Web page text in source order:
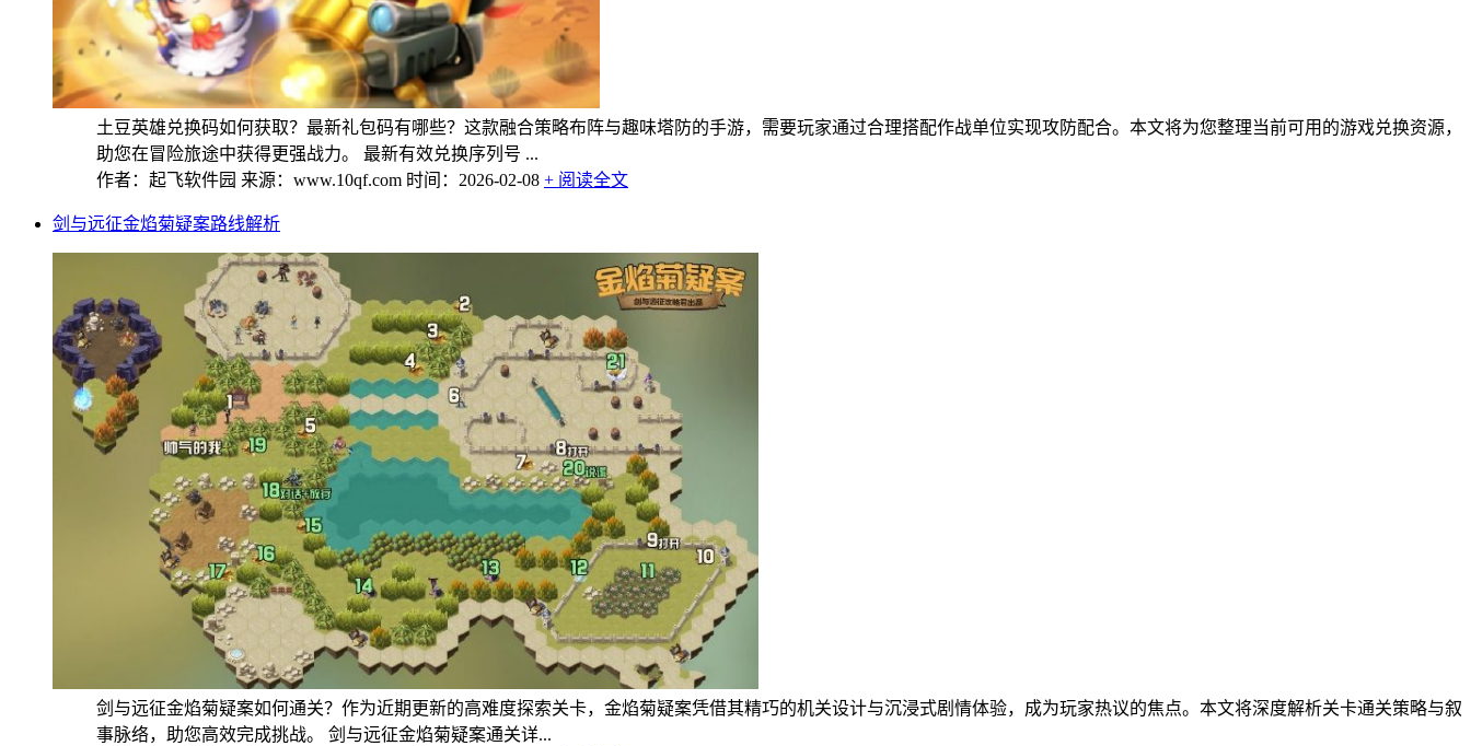
土豆英雄兑换码如何获取？最新礼包码有哪些？这款融合策略布阵与趣味塔防的手游，需要玩家通过合理搭配作战单位实现攻防配合。本文将为您整理当前可用的游戏兑换资源，
助您在冒险旅途中获得更强战力。 最新有效兑换序列号 ...
作者：起飞软件园 来源：www.10qf.com 时间：2026-02-08 + 阅读全文
剑与远征金焰菊疑案路线解析
剑与远征金焰菊疑案如何通关？作为近期更新的高难度探索关卡，金焰菊疑案凭借其精巧的机关设计与沉浸式剧情体验，成为玩家热议的焦点。本文将深度解析关卡通关策略与叙
事脉络，助您高效完成挑战。 剑与远征金焰菊疑案通关详...